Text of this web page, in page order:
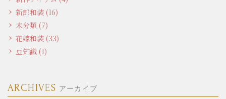
新郎和装 (16)
未分類 (7)
花嫁和装 (33)
豆知識 (1)
ARCHIVES アーカイブ